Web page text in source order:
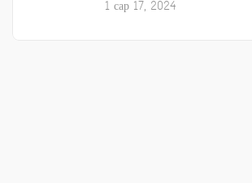
1 сар 17, 2024